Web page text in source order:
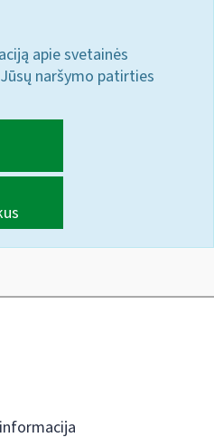
apie svetainės
naršymo patirties